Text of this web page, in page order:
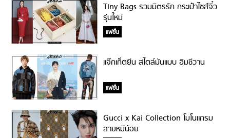
Tiny Bags รวมมิตรรัก กระเป๋าไซส์จิ๋ว
รุ่นใหม่
แฟชั่น
แจ๊กเก็ตยีน สไตล์มันแบบ อิมชีวาน
แฟชั่น
Gucci x Kai Collection โมโนแกรม
ลายหมีน้อย